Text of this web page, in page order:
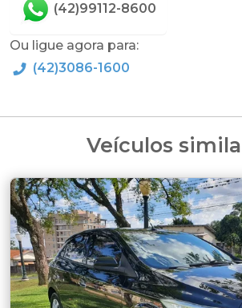
(42)99112-8600
Ou ligue agora para:
(42)3086-1600
Veículos